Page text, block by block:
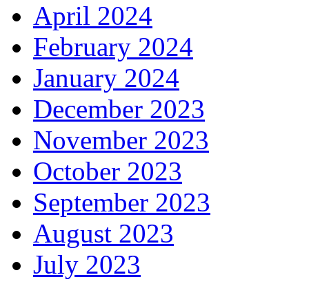
April 2024
February 2024
January 2024
December 2023
November 2023
October 2023
September 2023
August 2023
July 2023